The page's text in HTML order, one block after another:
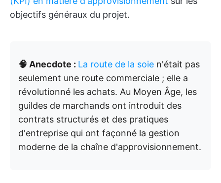
objectifs généraux du projet.
🧠 Anecdote : La route de la soie n'était pas
seulement une route commerciale ; elle a
révolutionné les achats. Au Moyen Âge, les
guildes de marchands ont introduit des
contrats structurés et des pratiques
d'entreprise qui ont façonné la gestion
moderne de la chaîne d'approvisionnement.